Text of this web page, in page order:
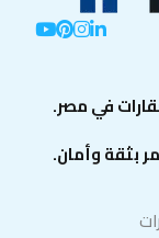
في مصر.
بثقة وأمان.